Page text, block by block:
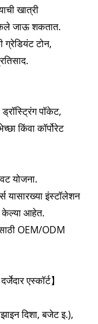
खात्री
केले जाऊ शकतात.
ग्रेडियंट टोन,
पॉकेट,
किंवा कॉर्पोरेट
योजना.
यासारख्या इंस्टॉलेशन
केल्या आहेत.
OEM/ODM
एस्कॉर्ट】
दिशा, बजेट इ.),